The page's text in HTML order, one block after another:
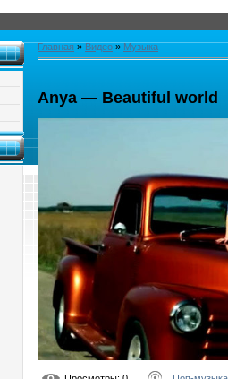
Главная » Видео » Музыка
Anya — Beautiful world